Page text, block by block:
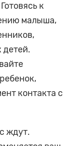
к
малыша,
детей.
контакта с
ждут.